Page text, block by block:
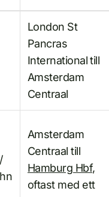
London St
Pancras
International till
Amsterdam
Centraal
Amsterdam
Centraal till
Hamburg Hbf,
oftast med ett